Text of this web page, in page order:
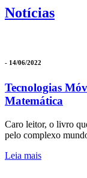
Notícias
- 14/06/2022
Tecnologias
Matemática
Caro leitor, o livro
pelo complexo
Leia mais